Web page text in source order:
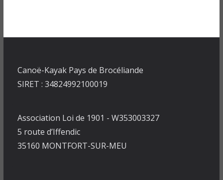
Canoë-Kayak Pays de Brocéliande
SIRET : 34824992100019
Association Loi de 1901 - W353003327
5 route d’Iffendic
35160 MONTFORT-SUR-MEU